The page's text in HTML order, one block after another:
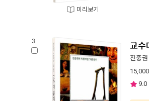
미리보기
3. 교수
진중권
15,000
9.0